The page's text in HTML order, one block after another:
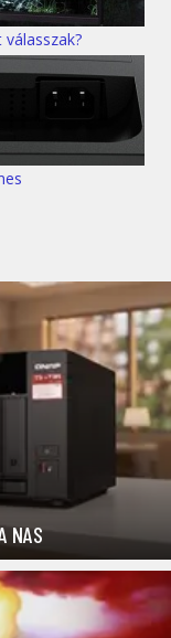
NAS